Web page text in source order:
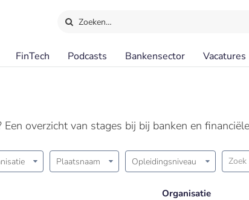
Zoeken…
FinTech Podcasts Bankensector Vacatures
overzicht van stages bij bij banken en
Plaatsnaam Opleidingsniveau
Organisatie